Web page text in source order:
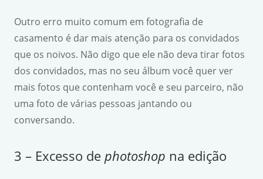
Outro erro muito comum em fotografia de
casamento é dar mais atenção para os convidados
que os noivos. Não digo que ele não deva tirar fotos
dos convidados, mas no seu álbum você quer ver
mais fotos que contenham você e seu parceiro, não
uma foto de várias pessoas jantando ou
conversando.
3 – Excesso de photoshop na edição